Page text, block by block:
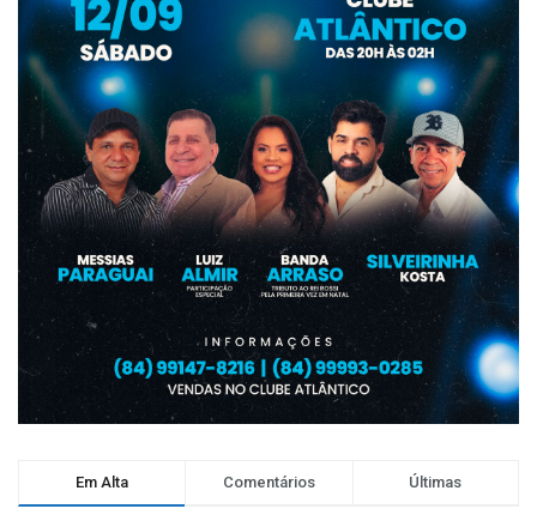
Em Alta Comentários Últimas